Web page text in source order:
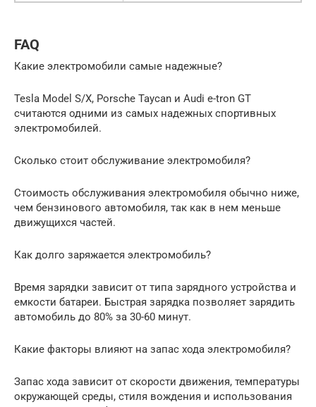
FAQ
Какие электромобили самые надежные?
Tesla Model S/X, Porsche Taycan и Audi e-tron GT
считаются одними из самых надежных спортивных
электромобилей.
Сколько стоит обслуживание электромобиля?
Стоимость обслуживания электромобиля обычно ниже,
чем бензинового автомобиля, так как в нем меньше
движущихся частей.
Как долго заряжается электромобиль?
Время зарядки зависит от типа зарядного устройства и
емкости батареи. Быстрая зарядка позволяет зарядить
автомобиль до 80% за 30-60 минут.
Какие факторы влияют на запас хода электромобиля?
Запас хода зависит от скорости движения, температуры
окружающей среды, стиля вождения и использования